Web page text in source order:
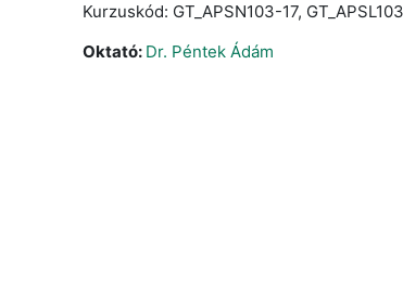
Kurzuskód: GT_APSN103-17,
Oktató: Dr. Péntek Ádám